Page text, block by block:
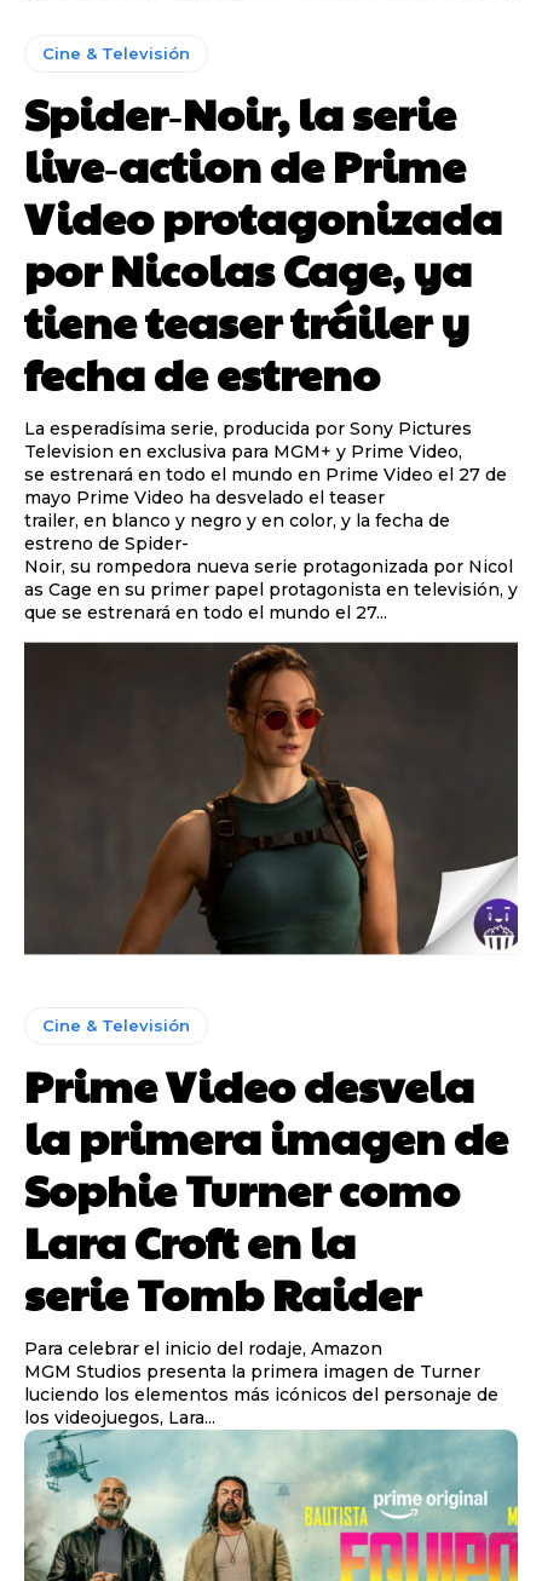
Cine & Televisión
Spider‑Noir, la serie
live‑action de Prime
Video protagonizada
por Nicolas Cage, ya
tiene teaser tráiler y
fecha de estreno
La esperadísima serie, producida por Sony Pictures
Television en exclusiva para MGM+ y Prime Video,
se estrenará en todo el mundo en Prime Video el 27 de
mayo Prime Video ha desvelado el teaser
trailer, en blanco y negro y en color, y la fecha de
estreno de Spider-
Noir, su rompedora nueva serie protagonizada por Nicol
as Cage en su primer papel protagonista en televisión, y
que se estrenará en todo el mundo el 27...
Cine & Televisión
Prime Video desvela
la primera imagen de
Sophie Turner como
Lara Croft en la
serie Tomb Raider
Para celebrar el inicio del rodaje, Amazon
MGM Studios presenta la primera imagen de Turner
luciendo los elementos más icónicos del personaje de
los videojuegos, Lara...